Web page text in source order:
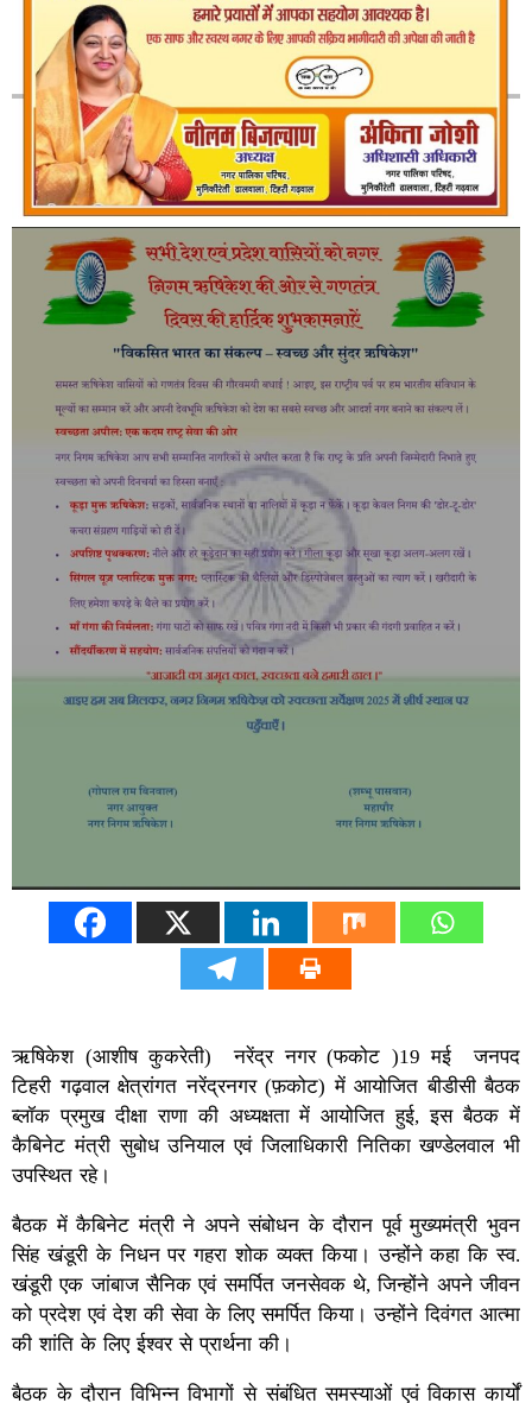
ऋषिकेश (आशीष कुकरेती) नरेंद्र नगर (फकोट )19 मई जनपद
टिहरी गढ़वाल क्षेत्रांगत नरेंद्रनगर (फ़कोट) में आयोजित बीडीसी बैठक
ब्लॉक प्रमुख दीक्षा राणा की अध्यक्षता में आयोजित हुई, इस बैठक में
कैबिनेट मंत्री सुबोध उनियाल एवं जिलाधिकारी नितिका खण्डेलवाल भी
उपस्थित रहे।
बैठक में कैबिनेट मंत्री ने अपने संबोधन के दौरान पूर्व मुख्यमंत्री भुवन
सिंह खंडूरी के निधन पर गहरा शोक व्यक्त किया। उन्होंने कहा कि स्व.
खंडूरी एक जांबाज सैनिक एवं समर्पित जनसेवक थे, जिन्होंने अपने जीवन
को प्रदेश एवं देश की सेवा के लिए समर्पित किया। उन्होंने दिवंगत आत्मा
की शांति के लिए ईश्वर से प्रार्थना की।
बैठक के दौरान विभिन्न विभागों से संबंधित समस्याओं एवं विकास कार्यों